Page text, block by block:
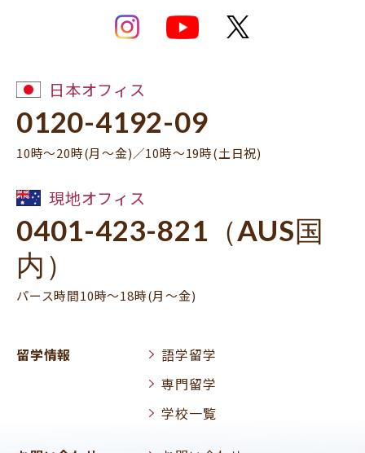
日本オフィス
0120-4192-09
10時～20時(月～金)／10時～19時(土日祝)
現地オフィス
0401-423-821（AUS国
内）
パース時間10時～18時(月～金)
留学情報
語学留学
専門留学
学校一覧